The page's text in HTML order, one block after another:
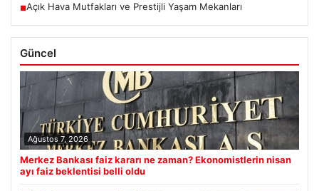
■Açık Hava Mutfakları ve Prestijli Yaşam Mekanları
Güncel
Ağustos 7, 2026
Merkez Bankası faiz kararı ne zaman? Ekonomistlerin nisan
ayı faiz beklentisi belli oldu